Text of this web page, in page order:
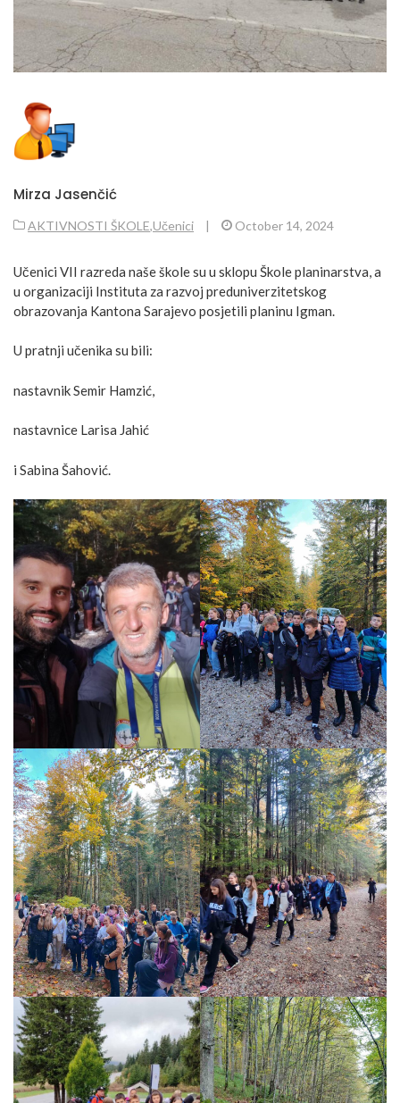
Mirza Jasenčić
AKTIVNOSTI ŠKOLE,Učenici | October 14, 2024
Učenici VII razreda naše škole su u sklopu Škole planinarstva, a
u organizaciji Instituta za razvoj preduniverzitetskog
obrazovanja Kantona Sarajevo posjetili planinu Igman.
U pratnji učenika su bili:
nastavnik Semir Hamzić,
nastavnice Larisa Jahić
i Sabina Šahović.